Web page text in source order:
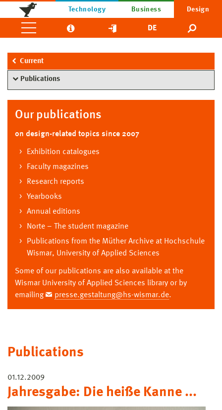
Technology Business Design
DE
Current
Publications
Our publications
on design-related topics since 2007
Exhibition catalogues
Faculty magazines
Research reports
Yearbooks
Annual editions
Norte – The student magazine
Publications from the Müther Archive at Hochschule
Wismar, University of Applied Sciences
Some of our publications are also available at the
Wismar University of Applied Sciences library or by
emailing
presse.gestaltung@hs-wismar.de.
Publications
01.12.2009
Jahresgabe: Die heiße Kanne ...